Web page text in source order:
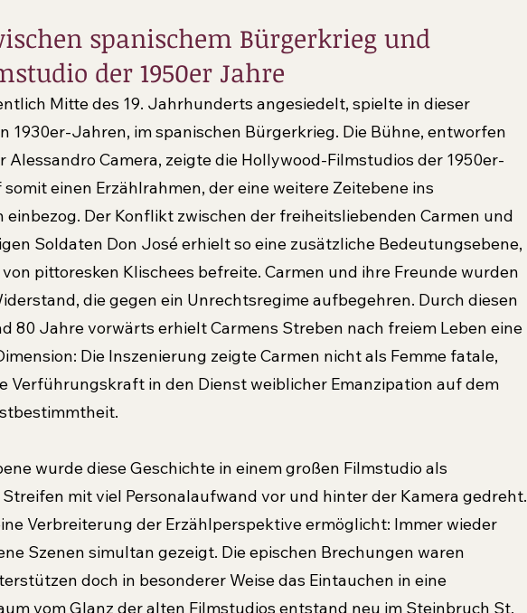
spanischem Bürgerkrieg und
der 1950er Jahre
Mitte des 19. Jahrhunderts angesiedelt, spielte in dieser
1930er-Jahren, im spanischen Bürgerkrieg. Die Bühne, entworfen
Alessandro Camera, zeigte die Hollywood-Filmstudios der 1950er-
einen Erzählrahmen, der eine weitere Zeitebene ins
einbezog. Der Konflikt zwischen der freiheitsliebenden Carmen und
Soldaten Don José erhielt so eine zusätzliche Bedeutungsebene,
pittoresken Klischees befreite. Carmen und ihre Freunde wurden
die gegen ein Unrechtsregime aufbegehren. Durch diesen
80 Jahre vorwärts erhielt Carmens Streben nach freiem Leben eine
Die Inszenierung zeigte Carmen nicht als Femme fatale,
Verführungskraft in den Dienst weiblicher Emanzipation auf dem
wurde diese Geschichte in einem großen Filmstudio als
mit viel Personalaufwand vor und hinter der Kamera gedreht.
Verbreiterung der Erzählperspektive ermöglicht: Immer wieder
Szenen simultan gezeigt. Die epischen Brechungen waren
doch in besonderer Weise das Eintauchen in eine
vom Glanz der alten Filmstudios entstand neu im Steinbruch St.